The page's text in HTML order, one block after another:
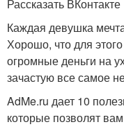
Рассказать ВКонтакте
Каждая девушка
Хорошо, что для
огромные деньги на
зачастую все самое
AdMe.ru дает 10
которые позволят